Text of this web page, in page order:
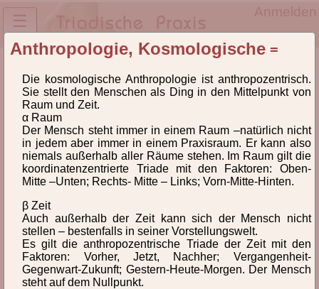
Anmelden
☰
Definitionen und
Begriffsklärungen
Lexikon der Begriffe des Neuen Triadischen Denkens®
(NTD) und der Triadischen Praxeologie(TriPrax).
Weiterlesen
Hinweise zur Verlinkung
Alle A B C D E F G H
J
K L M N O Ö P Q
R
Anthropologie, Kosmologische =
Die kosmologische Anthropologie ist anthropozentrisch.
Sie stellt den Menschen als Ding in den Mittelpunkt von
Raum und Zeit.
α Raum
Der Mensch steht immer in einem Raum –natürlich nicht
in jedem aber immer in einem Praxisraum. Er kann also
niemals außerhalb aller Räume stehen. Im Raum gilt die
koordinatenzentrierte Triade mit den Faktoren: Oben-
Mitte –Unten; Rechts- Mitte – Links; Vorn-Mitte-Hinten.
β Zeit
Auch außerhalb der Zeit kann sich der Mensch nicht
stellen – bestenfalls in seiner Vorstellungswelt.
Es gilt die anthropozentrische Triade der Zeit mit den
Faktoren: Vorher, Jetzt, Nachher; Vergangenheit-
Gegenwart-Zukunft; Gestern-Heute-Morgen. Der Mensch
steht auf dem Nullpunkt.